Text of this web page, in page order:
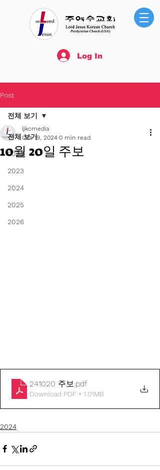
Log In
Post
전체 보기
2022
2023
2024
2025
2026
전체 보기
10월 20일 주보
ljkcmedia
Oct 19, 2024 0 min read
241020 주보.pdf
Download PDF • 1.01MB
2024